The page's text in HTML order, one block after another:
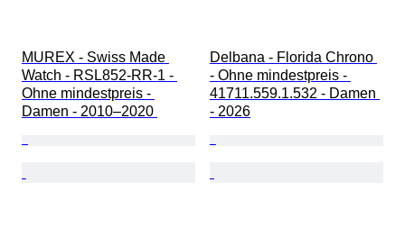
MUREX - Swiss Made
Watch - RSL852-RR-1 -
Ohne mindestpreis -
Damen - 2010–2020
Delbana - Florida Chrono
- Ohne mindestpreis -
41711.559.1.532 - Damen
- 2026